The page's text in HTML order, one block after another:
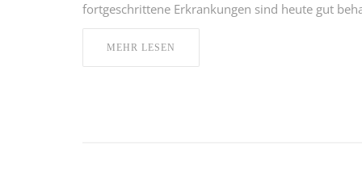
fortgeschrittene Erkrankungen sind heute gut
MEHR LESEN